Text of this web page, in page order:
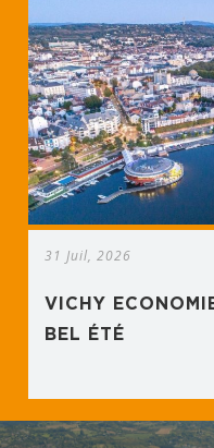
31 Juil, 2026
VICHY
BEL ÉTÉ